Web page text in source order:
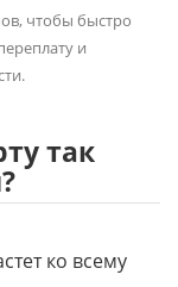
чтобы быстро
и
так
ко всему